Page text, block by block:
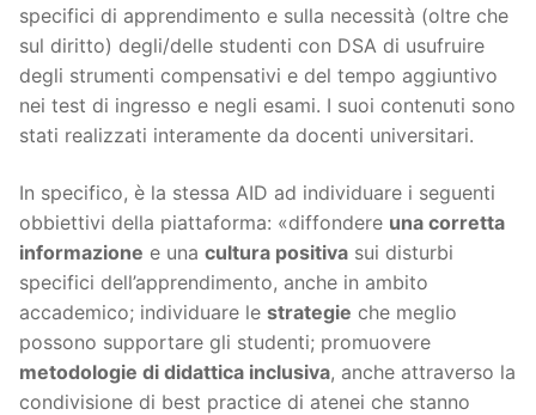
specifici di apprendimento e sulla necessità (oltre che
sul diritto) degli/delle studenti con DSA di usufruire
degli strumenti compensativi e del tempo aggiuntivo
nei test di ingresso e negli esami. I suoi contenuti sono
stati realizzati interamente da docenti universitari.
In specifico, è la stessa AID ad individuare i seguenti
obbiettivi della piattaforma: «diffondere una corretta
informazione e una cultura positiva sui disturbi
specifici dell’apprendimento, anche in ambito
accademico; individuare le strategie che meglio
possono supportare gli studenti; promuovere
metodologie di didattica inclusiva, anche attraverso la
condivisione di best practice di atenei che stanno